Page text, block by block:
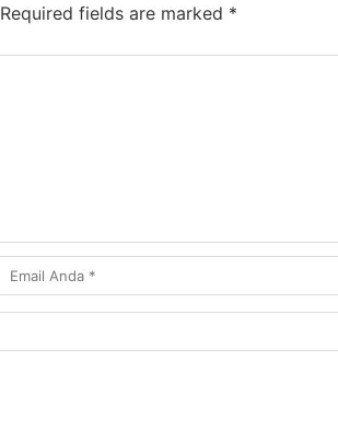
Required fields are marked *